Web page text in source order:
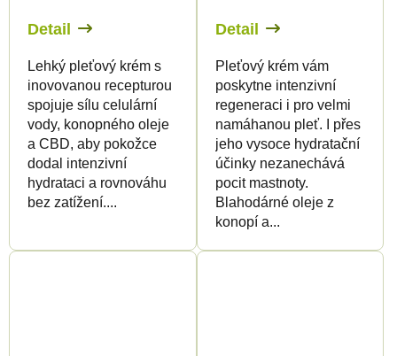
Detail
Lehký pleťový krém s
inovovanou recepturou
spojuje sílu celulární
vody, konopného oleje
a CBD, aby pokožce
dodal intenzivní
hydrataci a rovnováhu
bez zatížení....
Detail
Pleťový krém vám
poskytne intenzivní
regeneraci i pro velmi
namáhanou pleť. I přes
jeho vysoce hydratační
účinky nezanechává
pocit mastnoty.
Blahodárné oleje z
konopí a...